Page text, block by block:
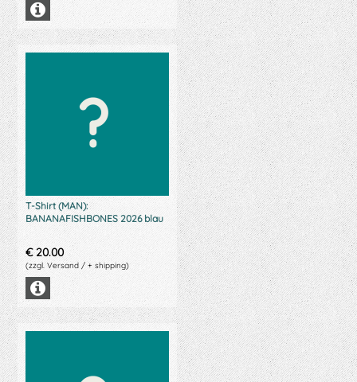
T-Shirt (MAN):
BANANAFISHBONES 2026 blau
€20.00
(zzgl. Versand / + shipping)